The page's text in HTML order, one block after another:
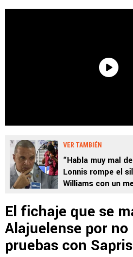
VER TAMBIÉN
“Habla muy mal
Lonnis rompe el
Williams con un
El fichaje que se
Alajuelense por
pruebas con